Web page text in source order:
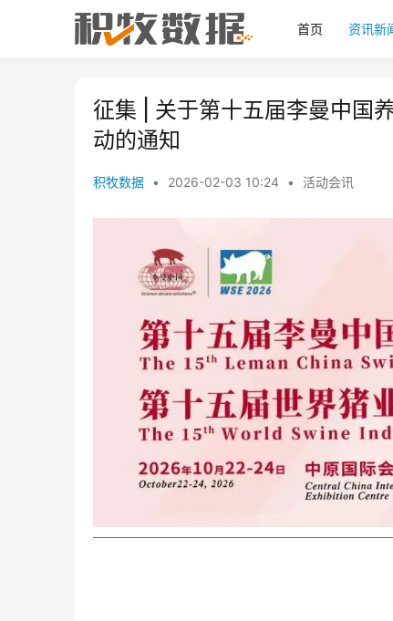
首页 资讯新
征集 | 关于第十五届李曼中国
动的通知
积牧数据 • 2026-02-03 10:24 • 活动会讯